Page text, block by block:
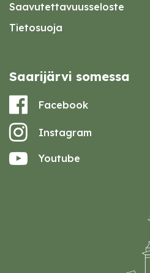
Saavutettavuusseloste
Tietosuoja
Saarijärvi somessa
Facebook
Instagram
Youtube